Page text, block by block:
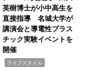
英樹博士が小中高生を
直接指導 名城大学が
講演会と導電性プラス
チック実験イベントを
開催
ライフスタイル